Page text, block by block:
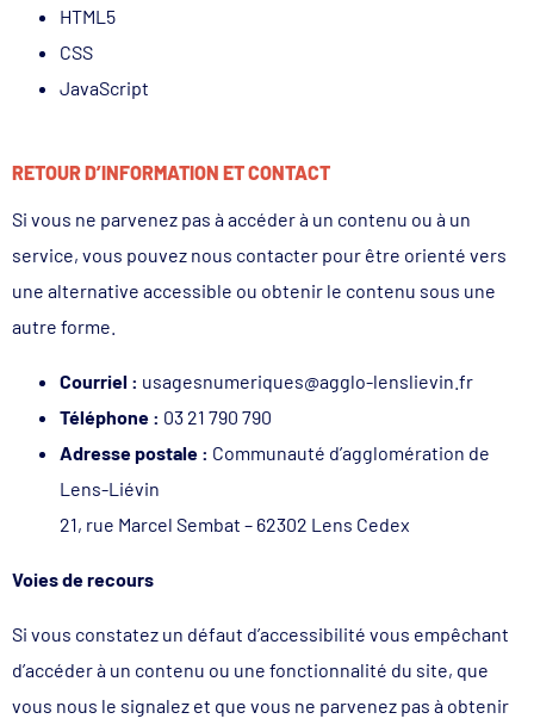
HTML5
CSS
JavaScript
RETOUR D’INFORMATION ET CONTACT
Si vous ne parvenez pas à accéder à un contenu ou à un
service, vous pouvez nous contacter pour être orienté vers
une alternative accessible ou obtenir le contenu sous une
autre forme.
Courriel : usagesnumeriques@agglo-lenslievin.fr
Téléphone : 03 21 790 790
Adresse postale : Communauté d’agglomération de
Lens-Liévin
21, rue Marcel Sembat – 62302 Lens Cedex
Voies de recours
Si vous constatez un défaut d’accessibilité vous empêchant
d’accéder à un contenu ou une fonctionnalité du site, que
vous nous le signalez et que vous ne parvenez pas à obtenir